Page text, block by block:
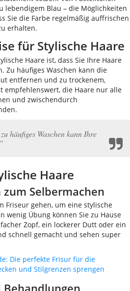
lebendigem Blau – die Möglichkeiten
Sie die Farbe regelmäßig auffrischen
erhalten.
für Stylische Haare
Haare ist, dass Sie Ihre Haare
Zu häufiges Waschen kann die
entfernen und zu trockenem,
empfehlenswert, die Haare nur alle
und zwischendurch
häufiges Waschen kann Ihre
Haare
Selbermachen
Friseur gehen, um eine stylische
wenig Übung können Sie zu Hause
Zopf, ein lockerer Dutt oder ein
schnell gemacht und sehen super
Die perfekte Frisur für die
und Stilgrenzen sprengen